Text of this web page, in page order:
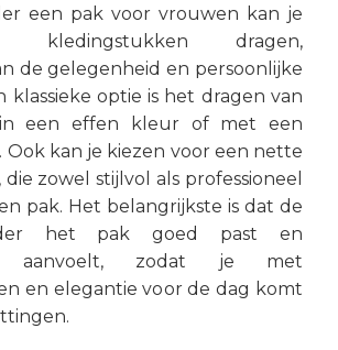
een pak voor vrouwen kan je
kledingstukken dragen,
de gelegenheid en persoonlijke
klassieke optie is het dragen van
een effen kleur of met een
kan je kiezen voor een nette
zowel stijlvol als professioneel
pak. Het belangrijkste is dat de
het pak goed past en
aanvoelt, zodat je met
en elegantie voor de dag komt